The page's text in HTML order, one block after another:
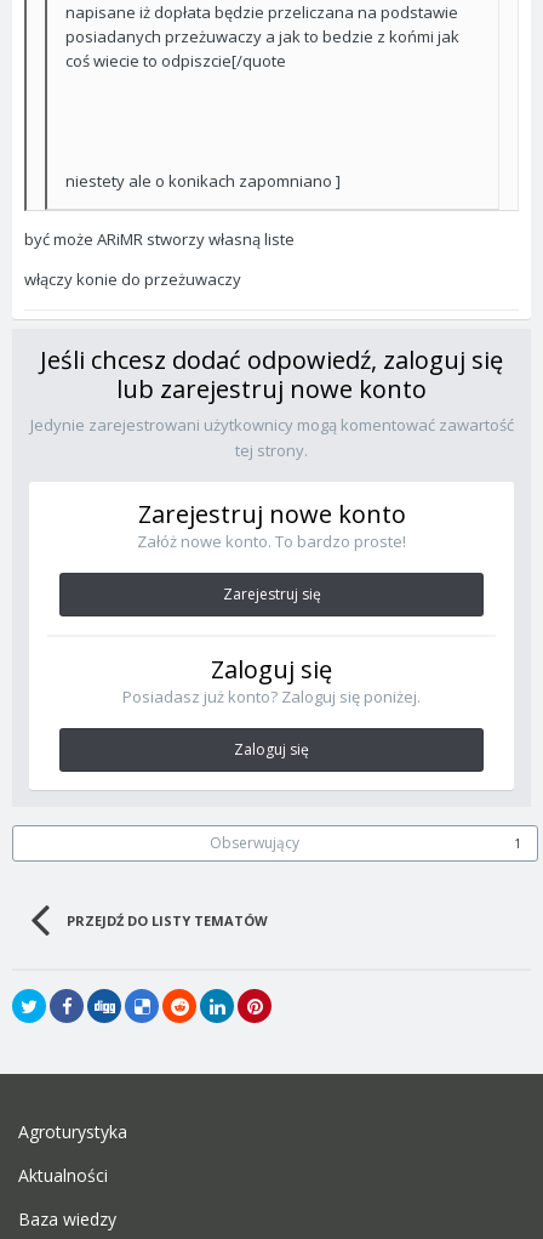
napisane iż dopłata będzie przeliczana na podstawie
posiadanych przeżuwaczy a jak to bedzie z końmi jak
coś wiecie to odpiszcie[/quote
niestety ale o konikach zapomniano ]
być może ARiMR stworzy własną liste
włączy konie do przeżuwaczy
Jeśli chcesz dodać odpowiedź, zaloguj się
lub zarejestruj nowe konto
Jedynie zarejestrowani użytkownicy mogą komentować zawartość
tej strony.
Zarejestruj nowe konto
Załóż nowe konto. To bardzo proste!
Zarejestruj się
Zaloguj się
Posiadasz już konto? Zaloguj się poniżej.
Zaloguj się
Obserwujący 1
PRZEJDŹ DO LISTY TEMATÓW
Agroturystyka
Aktualności
Baza wiedzy